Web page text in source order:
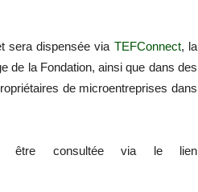
sera dispensée via TEFConnect, la
de la Fondation, ainsi que dans des
de microentreprises dans
être consultée via le lien